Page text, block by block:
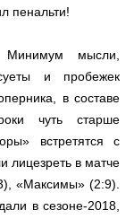
пенальти!
Минимум мысли,
и пробежек
в составе
чуть старше
встретятся с
лицезреть в матче
«Максимы» (2:9).
в сезоне-2018,